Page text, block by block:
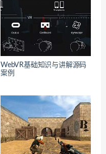
WebVR基础知识与讲解源码
案例